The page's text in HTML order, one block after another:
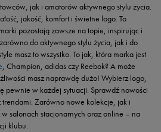
jak i amatorów aktywnego stylu życia.
jakość, komfort i świetne logo. To
pozostają zawsze na topie, inspirując i
do aktywnego stylu życia, jak i do
masz to wszystko. To jak, która marka jest
, Champion, adidas czy Reebok? A może
masz naprawdę dużo! Wybierz logo,
pewnie w każdej sytuacji. Sprawdź nowości
Zarówno nowe kolekcje, jak i
salonach stacjonarnych oraz online – na
klubu.